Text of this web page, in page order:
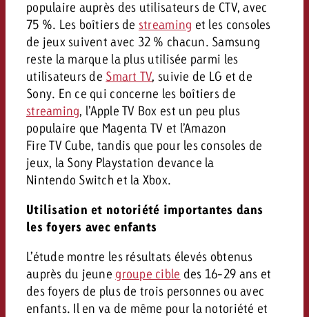
populaire auprès des utilisateurs de CTV, avec
75 %. Les boîtiers de streaming et les consoles
de jeux suivent avec 32 % chacun. Samsung
reste la marque la plus utilisée parmi les
utilisateurs de Smart TV, suivie de LG et de
Sony. En ce qui concerne les boîtiers de
streaming, l’Apple TV Box est un peu plus
populaire que Magenta TV et l’Amazon
Fire TV Cube, tandis que pour les consoles de
jeux, la Sony Playstation devance la
Nintendo Switch et la Xbox.
Utilisation et notoriété importantes dans
les foyers avec enfants
L’étude montre les résultats élevés obtenus
auprès du jeune groupe cible des 16-29 ans et
des foyers de plus de trois personnes ou avec
enfants. Il en va de même pour la notoriété et